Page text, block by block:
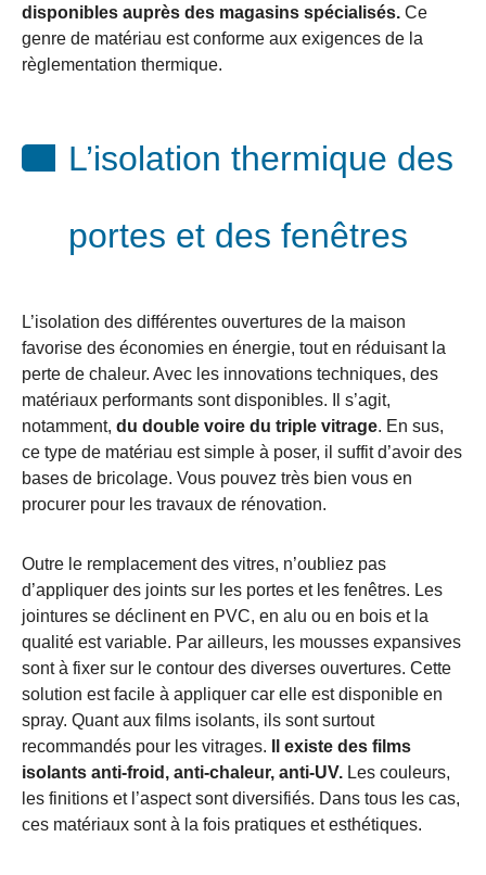
disponibles auprès des magasins spécialisés. Ce
genre de matériau est conforme aux exigences de la
règlementation thermique.
L’isolation thermique des
portes et des fenêtres
L’isolation des différentes ouvertures de la maison
favorise des économies en énergie, tout en réduisant la
perte de chaleur. Avec les innovations techniques, des
matériaux performants sont disponibles. Il s’agit,
notamment, du double voire du triple vitrage. En sus,
ce type de matériau est simple à poser, il suffit d’avoir des
bases de bricolage. Vous pouvez très bien vous en
procurer pour les travaux de rénovation.
Outre le remplacement des vitres, n’oubliez pas
d’appliquer des joints sur les portes et les fenêtres. Les
jointures se déclinent en PVC, en alu ou en bois et la
qualité est variable. Par ailleurs, les mousses expansives
sont à fixer sur le contour des diverses ouvertures. Cette
solution est facile à appliquer car elle est disponible en
spray. Quant aux films isolants, ils sont surtout
recommandés pour les vitrages.
Il existe des films
isolants anti-froid, anti-chaleur, anti-UV. Les couleurs,
les finitions et l’aspect sont diversifiés. Dans tous les cas,
ces matériaux sont à la fois pratiques et esthétiques.